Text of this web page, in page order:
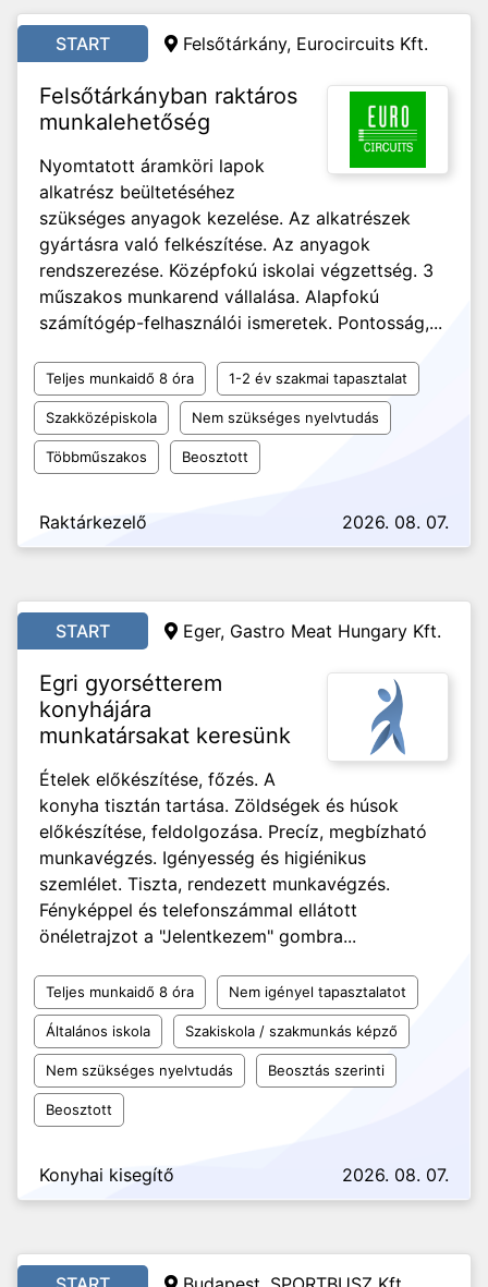
START Felsőtárkány, Eurocircuits Kft.
Felsőtárkányban raktáros
munkalehetőség
Nyomtatott áramköri lapok
alkatrész beültetéséhez
szükséges anyagok kezelése. Az alkatrészek
gyártásra való felkészítése. Az anyagok
rendszerezése. Középfokú iskolai végzettség. 3
műszakos munkarend vállalása. Alapfokú
számítógép-felhasználói ismeretek. Pontosság,...
Teljes munkaidő 8 óra 1-2 év szakmai tapasztalat
Szakközépiskola Nem szükséges nyelvtudás
Többműszakos Beosztott
Raktárkezelő 2026. 08. 07.
START Eger, Gastro Meat Hungary Kft.
Egri gyorsétterem
konyhájára
munkatársakat keresünk
Ételek előkészítése, főzés. A
konyha tisztán tartása. Zöldségek és húsok
előkészítése, feldolgozása. Precíz, megbízható
munkavégzés. Igényesség és higiénikus
szemlélet. Tiszta, rendezett munkavégzés.
Fényképpel és telefonszámmal ellátott
önéletrajzot a "Jelentkezem" gombra...
Teljes munkaidő 8 óra Nem igényel tapasztalatot
Általános iskola Szakiskola / szakmunkás képző
Nem szükséges nyelvtudás Beosztás szerinti
Beosztott
Konyhai kisegítő 2026. 08. 07.